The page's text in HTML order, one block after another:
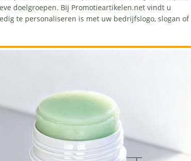
doelgroepen. Bij Promotieartikelen.net vindt u
te personaliseren is met uw bedrijfslogo, slogan of